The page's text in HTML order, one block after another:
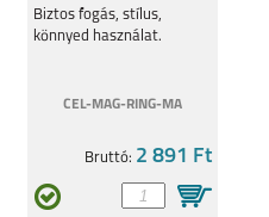
Biztos fogás, stílus,
könnyed használat.
CEL-MAG-RING-MA
Bruttó: 2 891 Ft